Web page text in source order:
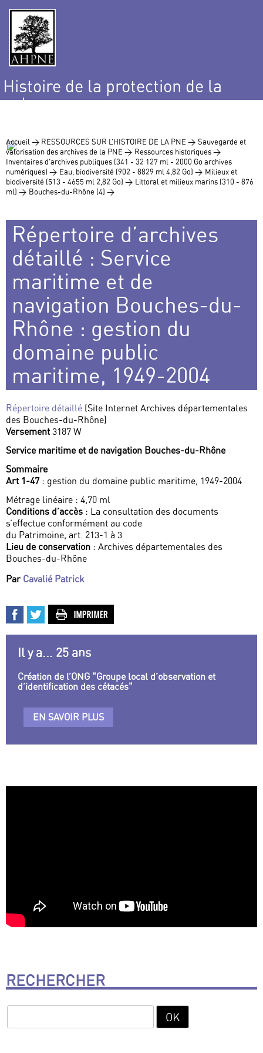
Histoire de la protection de la
nature
Accueil > RESSOURCES SUR L’HISTOIRE DE LA PNE > Sauvegarde et
valorisation des archives de la PNE > Ressources historiques >
Inventaires d’archives publiques (341 - 32 127 ml - 2000 Go archives
numériques) > Eau, biodiversité (902 - 8829 ml 4,82 Go) > Milieux et
biodiversité (513 - 4655 ml 2,82 Go) > Littoral et milieux marins (310 - 876
ml) > Bouches-du-Rhône (4) >
Répertoire d’archives
détaillé : Service
maritime et de
navigation Bouches-du-
Rhône : gestion du
domaine public
maritime, 1949-2004
Répertoire détaillé (Site Internet Archives départementales
des Bouches-du-Rhône)
Versement3187 W
Service maritime et de navigation Bouches-du-Rhône
Sommaire
Art 1-47: gestion du domaine public maritime, 1949-2004
Métrage linéaire : 4,70 ml
Conditions d’accès : La consultation des documents
s’effectue conformément au code
du Patrimoine, art. 213-1 à 3
Lieu de conservation : Archives départementales des
Bouches-du-Rhône
Par Cavalié Patrick
Il y a... 25 ans
Création de l’ONG "Groupe local d’observation et
d’identification des cétacés"
EN SAVOIR PLUS
RECHERCHER